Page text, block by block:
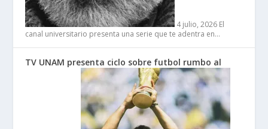
4 julio, 2026 El
canal universitario presenta una serie que te adentra en…
TV UNAM presenta ciclo sobre futbol rumbo al